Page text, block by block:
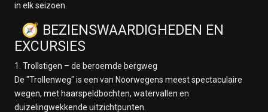
in elk seizoen.
🧭 BEZIENSWAARDIGHEDEN EN
EXCURSIES
1. Trollstigen – de beroemde bergweg
De "Trollenweg" is een van Noorwegens meest spectaculaire
wegen, met haarspeldbochten, watervallen en
duizelingwekkende uitzichtpunten.